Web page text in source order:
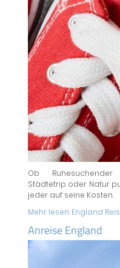
Ob
Städtetrip oder Natur
jeder auf seine Kosten.
Mehr lesen: England
Anreise England